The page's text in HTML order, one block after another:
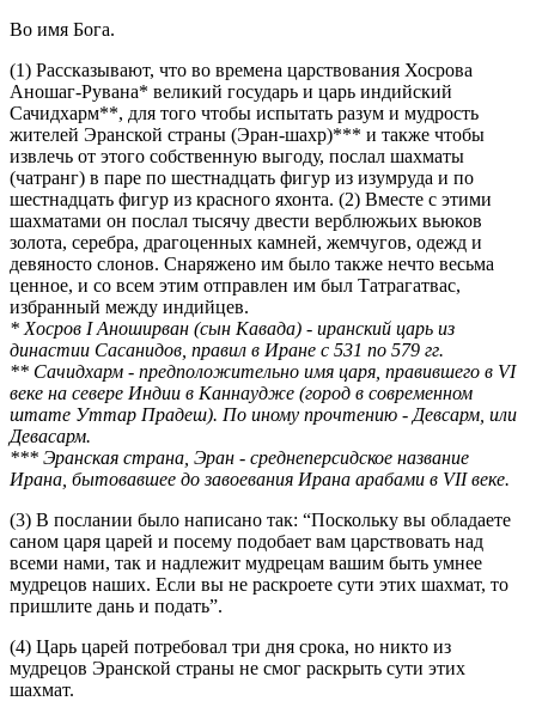
Во имя Бога.
(1) Рассказывают, что во времена царствования Хосрова
Аношаг-Рувана* великий государь и царь индийский
Сачидхарм**, для того чтобы испытать разум и мудрость
жителей Эранской страны (Эран-шахр)*** и также чтобы
извлечь от этого собственную выгоду, послал шахматы
(чатранг) в паре по шестнадцать фигур из изумруда и по
шестнадцать фигур из красного яхонта. (2) Вместе с этими
шахматами он послал тысячу двести верблюжьих вьюков
золота, серебра, драгоценных камней, жемчугов, одежд и
девяносто слонов. Снаряжено им было также нечто весьма
ценное, и со всем этим отправлен им был Татрагатвас,
избранный между индийцев.
* Хосров I Аноширван (сын Кавада) - иранский царь из
династии Сасанидов, правил в Иране с 531 по 579 гг.
** Сачидхарм - предположительно имя царя, правившего в VI
веке на севере Индии в Каннаудже (город в современном
штате Уттар Прадеш). По иному прочтению - Девсарм, или
Девасарм.
*** Эранская страна, Эран - среднеперсидское название
Ирана, бытовавшее до завоевания Ирана арабами в VII веке.
(3) В послании было написано так: “Поскольку вы обладаете
саном царя царей и посему подобает вам царствовать над
всеми нами, так и надлежит мудрецам вашим быть умнее
мудрецов наших. Если вы не раскроете сути этих шахмат, то
пришлите дань и подать”.
(4) Царь царей потребовал три дня срока, но никто из
мудрецов Эранской страны не смог раскрыть сути этих
шахмат.